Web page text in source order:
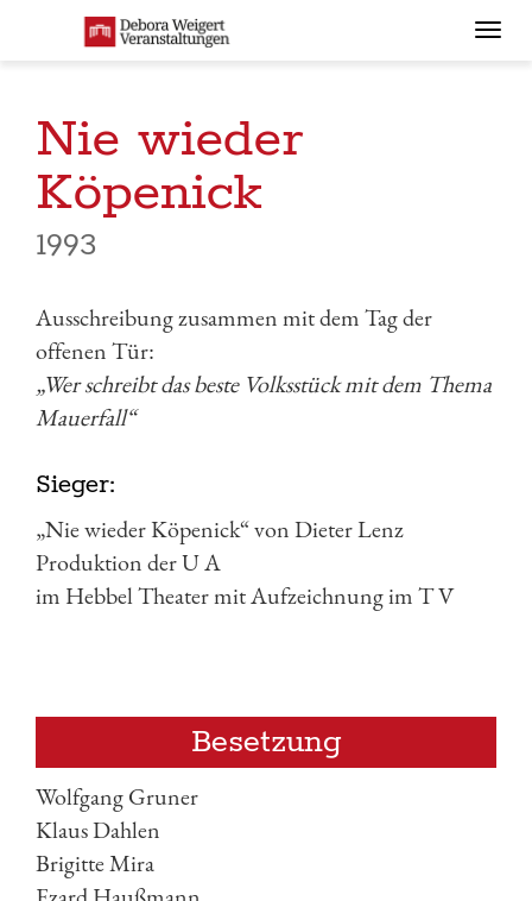
Nie wieder
Köpenick
1993
Ausschreibung zusammen mit dem Tag der
offenen Tür:
„Wer schreibt das beste Volksstück mit dem Thema
Mauerfall“
Sieger:
„Nie wieder Köpenick“ von Dieter Lenz
Produktion der U A
im Hebbel Theater mit Aufzeichnung im T V
Besetzung
Wolfgang Gruner
Klaus Dahlen
Brigitte Mira